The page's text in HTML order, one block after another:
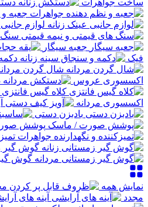
ساخت جواهرات
جعبه
لوازم
سنگ
جعبه سیگار
فیک
شال گردن
اکسسوری عروس
کلاه گیس فانتزی
اکسسوری مردانه
بادبزن دستی
پوشش
گوش گیر
گوش
نمایش همه
مجدد
آینه های